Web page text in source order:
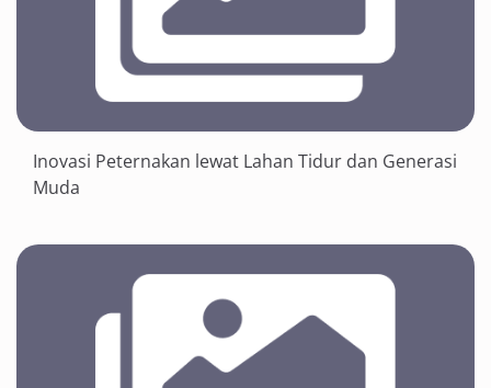
Inovasi Peternakan lewat Lahan Tidur dan Generasi
Muda